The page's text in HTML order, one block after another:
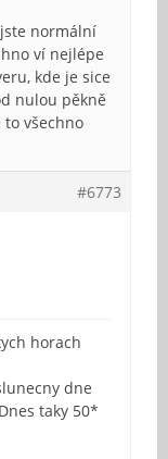
normální
ví nejlépe
kde je sice
nulou pěkně
to všechno
#6773
horach
dne
taky 50*